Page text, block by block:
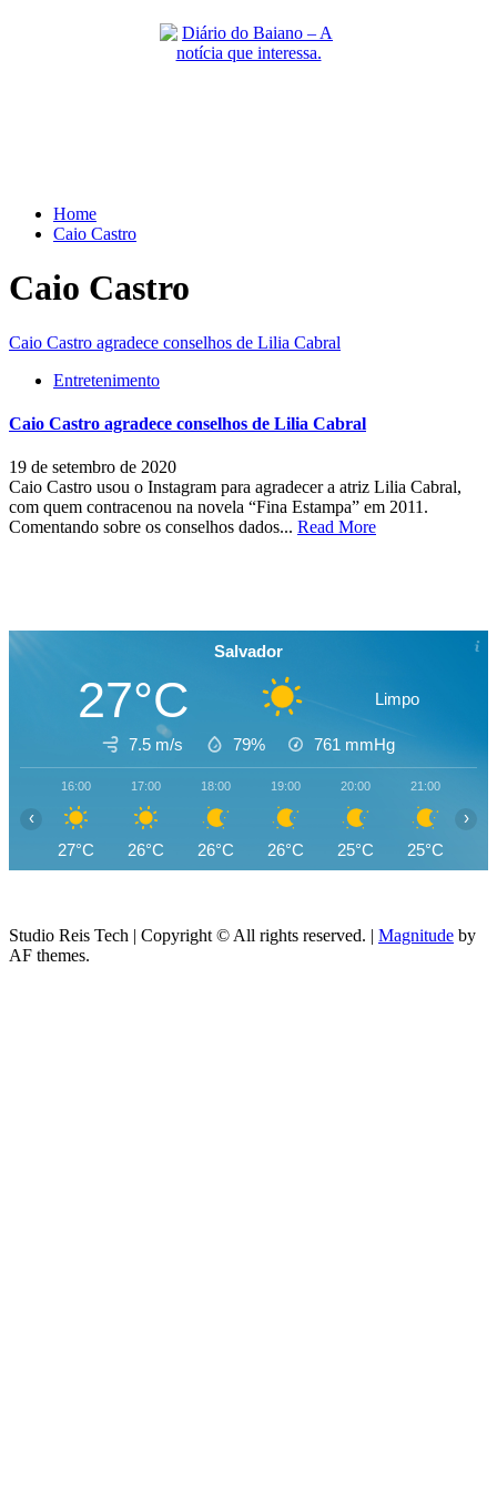
Home
Caio Castro
Caio Castro
Caio Castro agradece conselhos de Lilia Cabral
Entretenimento
Caio Castro agradece conselhos de Lilia Cabral
19 de setembro de 2020
Caio Castro usou o Instagram para agradecer a atriz Lilia Cabral,
com quem contracenou na novela “Fina Estampa” em 2011.
Comentando sobre os conselhos dados... Read More
Salvador
27°C Limpo
7.5 m/s 79% 761 mmHg
16:00
27°C
17:00
26°C
18:00
26°C
19:00
26°C
20:00
25°C
21:00
25°C
‹ ›
Studio Reis Tech | Copyright © All rights reserved. | Magnitude by
AF themes.